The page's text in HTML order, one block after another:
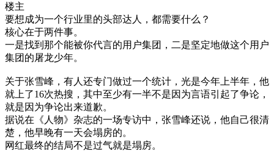
楼主
要想成为一个行业里的头部达人，都需要什么？
核心在于两件事。
一是找到那个能被你代言的用户集团，二是坚定地做这个用户
集团的屠龙少年。
关于张雪峰，有人还专门做过一个统计，光是今年上半年，他
就上了16次热搜，其中至少有一半不是因为言语引起了争论，
就是因为争论出来道歉。
据说在《人物》杂志的一场专访中，张雪峰还说，他自己很清
楚，他早晚有一天会塌房的。
网红最终的结局不是过气就是塌房。